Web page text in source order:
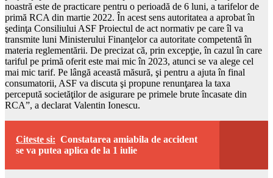
noastră este de practicare pentru o perioadă de 6 luni, a tarifelor de
primă RCA din martie 2022. În acest sens autoritatea a aprobat în
şedinţa Consiliului ASF Proiectul de act normativ pe care îl va
transmite luni Ministerului Finanţelor ca autoritate competentă în
materia reglementării. De precizat că, prin excepţie, în cazul în care
tariful pe primă oferit este mai mic în 2023, atunci se va alege cel
mai mic tarif. Pe lângă această măsură, şi pentru a ajuta în final
consumatorii, ASF va discuta şi propune renunţarea la taxa
percepută societăţilor de asigurare pe primele brute încasate din
RCA”, a declarat Valentin Ionescu.
Citeste si: Constatarea amiabila de accident
se va putea aplica de la 1 iulie